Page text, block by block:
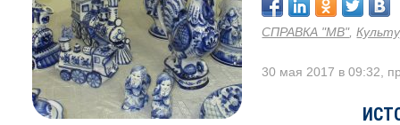
СПРАВКА "МВ",
30 мая 2017 в 09:32,